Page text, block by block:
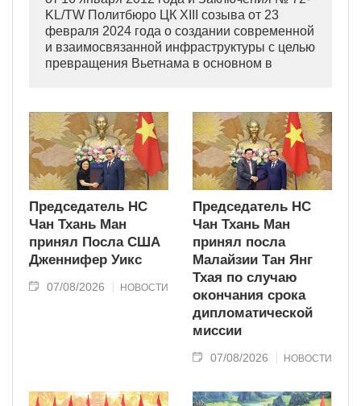
KL/TW Политбюро ЦК XIII созыва от 23
февраля 2024 года о создании современной
и взаимосвязанной инфраструктуры с целью
превращения Вьетнама в основном в
Председатель НС
Чан Тхань Ман
принял Посла США
Дженнифер Уикс
07/08/2026 НОВОСТИ
Председатель НС
Чан Тхань Ман
принял посла
Малайзии Тан Янг
Тхая по случаю
окончания срока
дипломатической
миссии
07/08/2026 НОВОСТИ